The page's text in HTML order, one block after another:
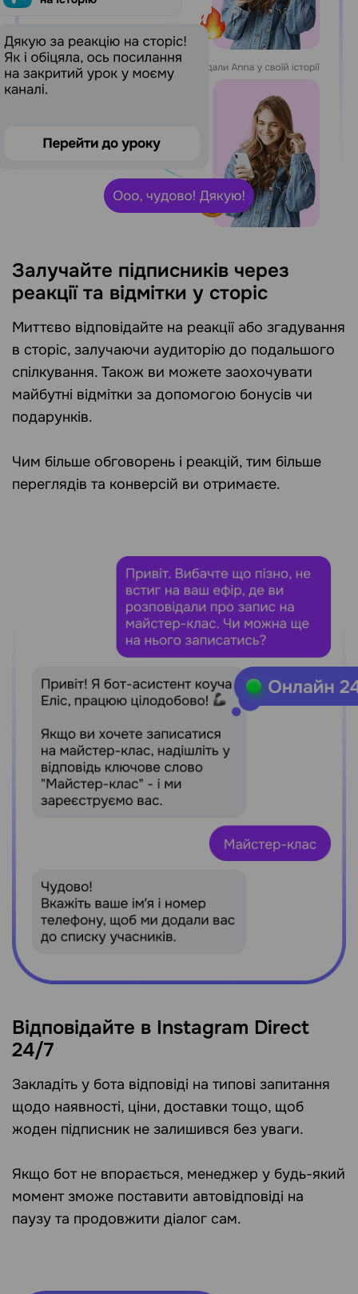
Залучайте підписників через
реакції та відмітки у сторіс
Миттєво відповідайте на реакції або згадування
в сторіс, залучаючи аудиторію до подальшого
спілкування. Також ви можете заохочувати
майбутні відмітки за допомогою бонусів чи
подарунків.
Чим більше обговорень і реакцій, тим більше
переглядів та конверсій ви отримаєте.
Відповідайте в Instagram Direct
24/7
Закладіть у бота відповіді на типові запитання
щодо наявності, ціни, доставки тощо, щоб
жоден підписник не залишився без уваги.
Якщо бот не впорається, менеджер у будь-який
момент зможе поставити автовідповіді на
паузу та продовжити діалог сам.